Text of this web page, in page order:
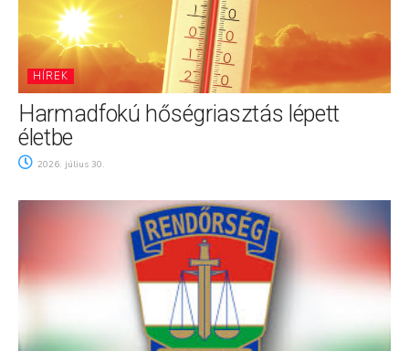
HÍREK
Harmadfokú hőségriasztás lépett
életbe
2026. július 30.